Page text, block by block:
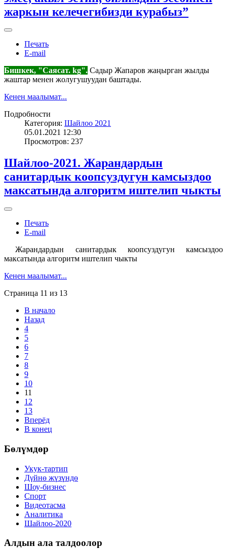
жаркын келечегибизди курабыз”
Печать
E-mail
Бишкек, "Саясат. kg". Садыр Жапаров жаңырган жылды
жаштар менен жолугушуудан баштады.
Кенен маалымат...
Подробности
Категория: Шайлоо 2021
05.01.2021 12:30
Просмотров: 237
Шайлоо-2021. Жарандардын
санитардык коопсуздугун камсыздоо
максатында алгоритм иштелип чыкты
Печать
E-mail
Жарандардын санитардык коопсуздугун камсыздоо
максатында алгоритм иштелип чыкты
Кенен маалымат...
Страница 11 из 13
В начало
Назад
4
5
6
7
8
9
10
11
12
13
Вперёд
В конец
Бөлүмдөр
Укук-тартип
Дγйнө жүзүндө
Шоу-бизнес
Спорт
Видеотасма
Аналитика
Шайлоо-2020
Алдын ала талдоолор